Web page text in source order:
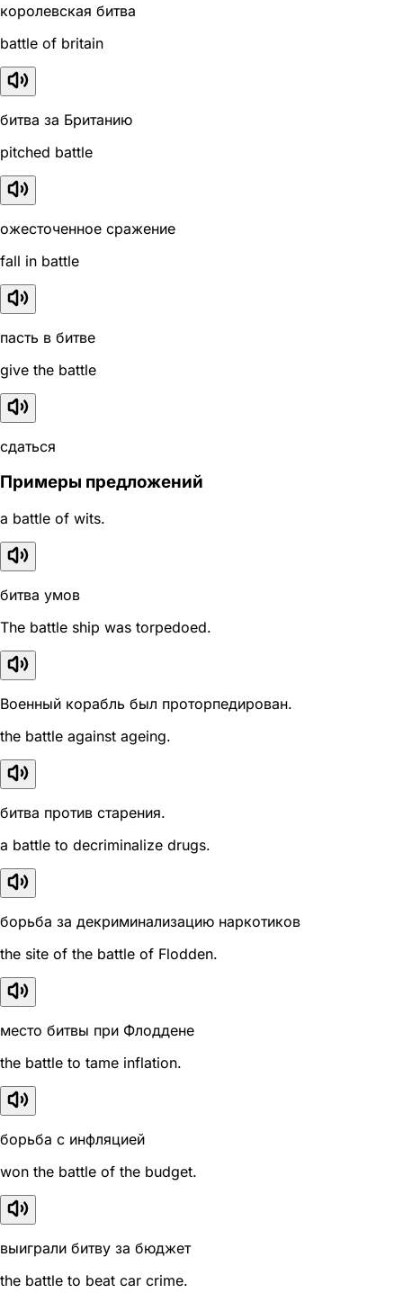
королевская битва
battle of britain
битва за Британию
pitched battle
ожесточенное сражение
fall in battle
пасть в битве
give the battle
сдаться
Примеры предложений
a battle of wits.
битва умов
The battle ship was torpedoed.
Военный корабль был проторпедирован.
the battle against ageing.
битва против старения.
a battle to decriminalize drugs.
борьба за декриминализацию наркотиков
the site of the battle of Flodden.
место битвы при Флоддене
the battle to tame inflation.
борьба с инфляцией
won the battle of the budget.
выиграли битву за бюджет
the battle to beat car crime.